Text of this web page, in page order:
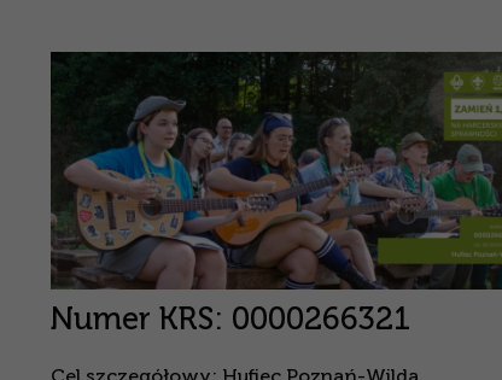
Numer KRS: 0000266321